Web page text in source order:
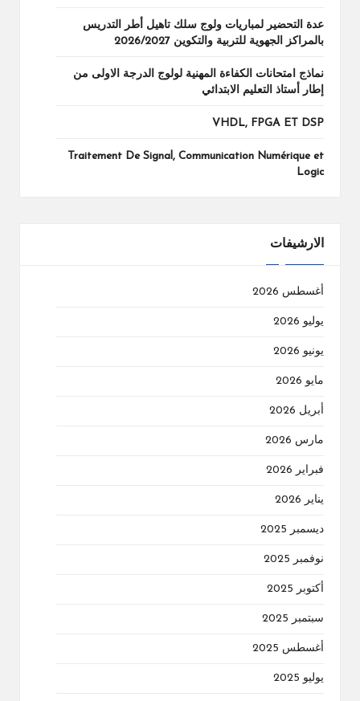
عدة التحضير لمباريات ولوج سلك تاهيل أطر التدريس
بالمراكز الجهوية للتربية والتكوين 2026/2027
نماذج امتحانات الكفاءة المهنية لولوج الدرجة الاولى من
إطار أستاذ التعليم الابتدائي
VHDL, FPGA ET DSP
Traitement De Signal, Communication Numérique et
Logic
الارشيفات
أغسطس 2026
يوليو 2026
يونيو 2026
مايو 2026
أبريل 2026
مارس 2026
فبراير 2026
يناير 2026
ديسمبر 2025
نوفمبر 2025
أكتوبر 2025
سبتمبر 2025
أغسطس 2025
يوليو 2025